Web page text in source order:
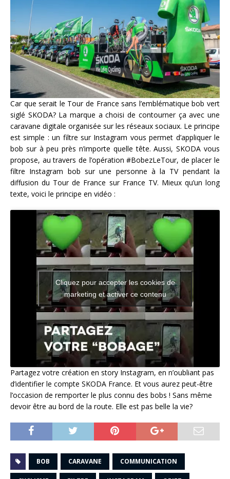
Car que serait le Tour de France sans l’emblématique bob vert
siglé SKODA? La marque a choisi de contourner ça avec une
caravane digitale organisée sur les réseaux sociaux. Le principe
est simple : un filtre sur Instagram vous permet d’appliquer le
bob sur à peu près n’importe quelle tête. Aussi, SKODA vous
propose, au travers de l’opération #BobezLeTour, de placer le
filtre Instagram bob sur une personne à la TV pendant la
diffusion du Tour de France sur France TV. Mieux qu’un long
texte, voici le principe en vidéo :
Cliquez pour accepter les cookies de
marketing et activer ce contenu
Partagez votre création en story Instagram, en n’oubliant pas
d’identifier le compte SKODA France. Et vous aurez peut-être
l’occasion de remporter le plus connu des bobs ! Sans même
devoir être au bord de la route. Elle est pas belle la vie?
BOB CARAVANE COMMUNICATION